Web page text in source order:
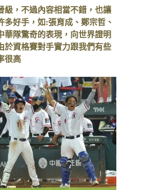
級，不過內容相當不錯，也讓
多好手，如:張育成、鄭宗哲、
華隊驚奇的表現，向世界證明
於資格賽對手實力跟我們有些
很高